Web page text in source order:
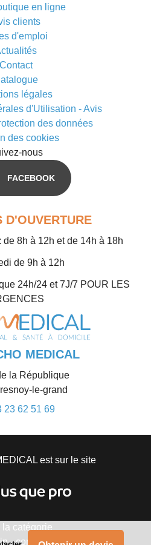
en ligne
clients
d'emploi
Contact
légales
d'Utilisation - Avis
des données
des cookies
nous
FACEBOOK
D'OUVERTURE
8h à 12h et de 14h à 18h
de 9h à 12h
24h/24 et 7J/7 POUR LES
MEDICAL
la République
le-grand
23 62 51 69
est sur le site
la catégorie
- commerce